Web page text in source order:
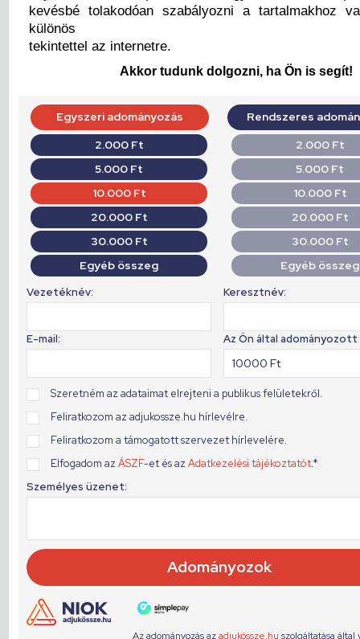
kevésbé tolakodóan szabályozni a tartalmakhoz
különös
tekintettel az internetre.
Akkor tudunk dolgozni, ha Ön is segít!